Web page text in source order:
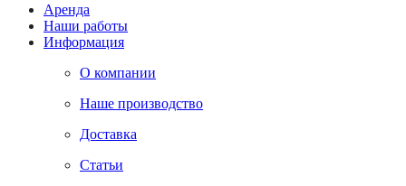
Аренда
Наши работы
Информация
О компании
Наше производство
Доставка
Статьи